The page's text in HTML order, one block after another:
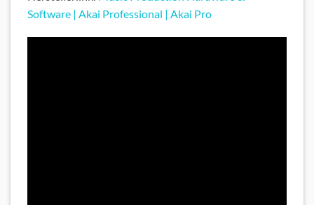
Software | Akai Professional | Akai Pro